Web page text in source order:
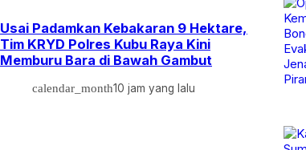
Usai Padamkan Kebakaran 9 Hektare,
Tim KRYD Polres Kubu Raya Kini
Memburu Bara di Bawah Gambut
calendar_month10 jam yang lalu